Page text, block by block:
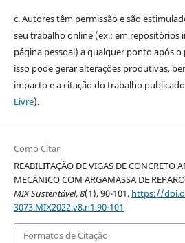
c. Autores têm permissão e são
seu trabalho online (ex.: em repositórios
página pessoal) a qualquer ponto após
isso pode gerar alterações produtivas,
impacto e a citação do trabalho
Livre).
Como Citar
REABILITAÇÃO DE VIGAS DE CONCRETO
MECÂNICO COM ARGAMASSA DE
MIX Sustentável,8(1), 90-101. https://
3073.MIX2022.v8.n1.90-101
Formatos de Citação